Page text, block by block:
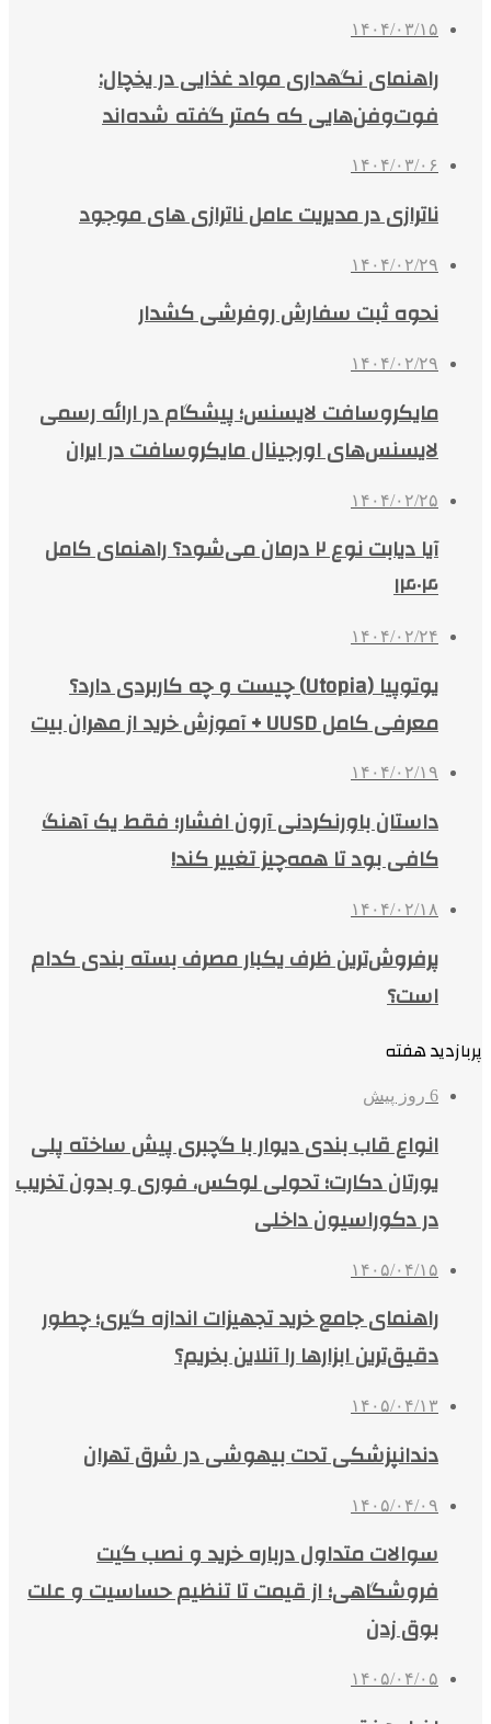
۱۴۰۴/۰۳/۱۵
راهنمای نگهداری مواد غذایی در یخچال:
فوت‌وفن‌هایی که کمتر گفته شده‌اند
۱۴۰۴/۰۳/۰۶
ناترازی در مدیریت عامل ناترازی های موجود
۱۴۰۴/۰۲/۲۹
نحوه ثبت سفارش روفرشی کشدار
۱۴۰۴/۰۲/۲۹
مایکروسافت لایسنس؛ پیشگام در ارائه رسمی
لایسنس‌های اورجینال مایکروسافت در ایران
۱۴۰۴/۰۲/۲۵
آیا دیابت نوع ۲ درمان می‌شود؟ راهنمای کامل
۱۴۰۴
۱۴۰۴/۰۲/۲۴
یوتوپیا (Utopia) چیست و چه کاربردی دارد؟
معرفی کامل UUSD + آموزش خرید از مهران بیت
۱۴۰۴/۰۲/۱۹
داستان باورنکردنی آرون افشار؛ فقط یک آهنگ
کافی بود تا همه‌چیز تغییر کند!
۱۴۰۴/۰۲/۱۸
پرفروش‌ترین ظرف یکبار مصرف بسته بندی کدام
است؟
پربازدید هفته
6 روز پیش
انواع قاب بندی دیوار با گچبری پیش ساخته پلی
یورتان دکارت؛ تحولی لوکس، فوری و بدون تخریب
در دکوراسیون داخلی
۱۴۰۵/۰۴/۱۵
راهنمای جامع خرید تجهیزات اندازه گیری؛ چطور
دقیق‌ترین ابزارها را آنلاین بخریم؟
۱۴۰۵/۰۴/۱۳
دندانپزشکی تحت بیهوشی در شرق تهران
۱۴۰۵/۰۴/۰۹
سوالات متداول درباره خرید و نصب گیت
فروشگاهی؛ از قیمت تا تنظیم حساسیت و علت
بوق زدن
۱۴۰۵/۰۴/۰۵